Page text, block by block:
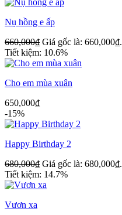
Nụ hồng e ấp
660,000₫ Giá gốc là: 660,000₫.
Tiết kiệm: 10.6%
Cho em mùa xuân
650,000₫
-15%
Happy Birthday 2
680,000₫ Giá gốc là: 680,000₫.
Tiết kiệm: 14.7%
Vươn xa